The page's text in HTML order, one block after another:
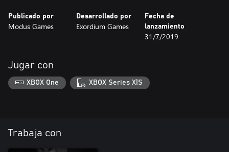
Publicado por
Modus Games
Desarrollado por
Exordium Games
Fecha de
lanzamiento
31/7/2019
Jugar con
XBOX One XBOX Series X|S
Trabaja con